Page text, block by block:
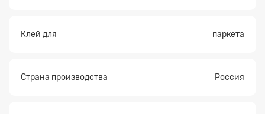
Клей для паркета
Страна производства Россия